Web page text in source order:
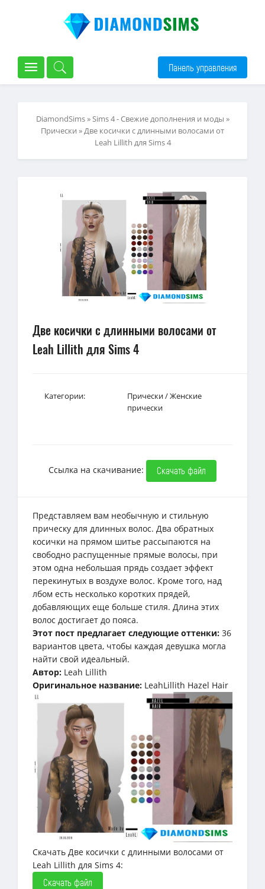
Панель управления
DiamondSims»Sims 4 - Свежие дополнения и моды »
Прически » Две косички с длинными волосами от
Leah Lillith для Sims 4
Две косички с длинными волосами от
Leah Lillith для Sims 4
Категории: Прически/Женские
прически
Ссылка на скачивание: Скачать файл
Представляем вам необычную и стильную
прическу для длинных волос. Два обратных
косички на прямом шитье рассыпаются на
свободно распущенные прямые волосы, при
этом одна небольшая прядь создает эффект
перекинутых в воздухе волос. Кроме того, над
лбом есть несколько коротких прядей,
добавляющих еще больше стиля. Длина этих
волос достигает до пояса.
Этот пост предлагает следующие оттенки: 36
вариантов цвета, чтобы каждая девушка могла
найти свой идеальный.
Автор: Leah Lillith
Оригинальное название: LeahLillith Hazel Hair
Скачать Две косички с длинными волосами от
Leah Lillith для Sims 4:
Скачать файл